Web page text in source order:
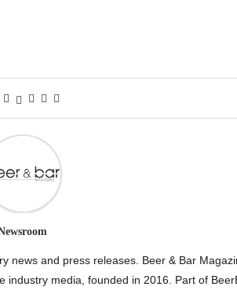
news and press releases. Beer & Bar
industry media, founded in 2016. Part of